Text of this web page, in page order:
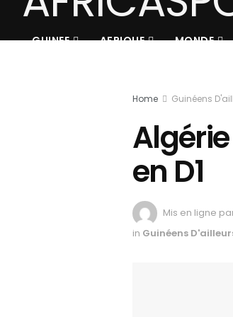
GUINEE AFRIQUE MONDE
Home Guinéens
en D1
Mis en ligne
in Guinéens